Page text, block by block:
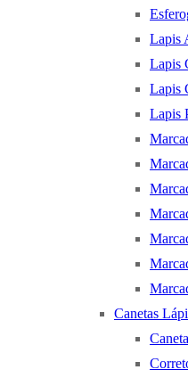
Lapis
Lapis
Lapis
Lapis
Canetas